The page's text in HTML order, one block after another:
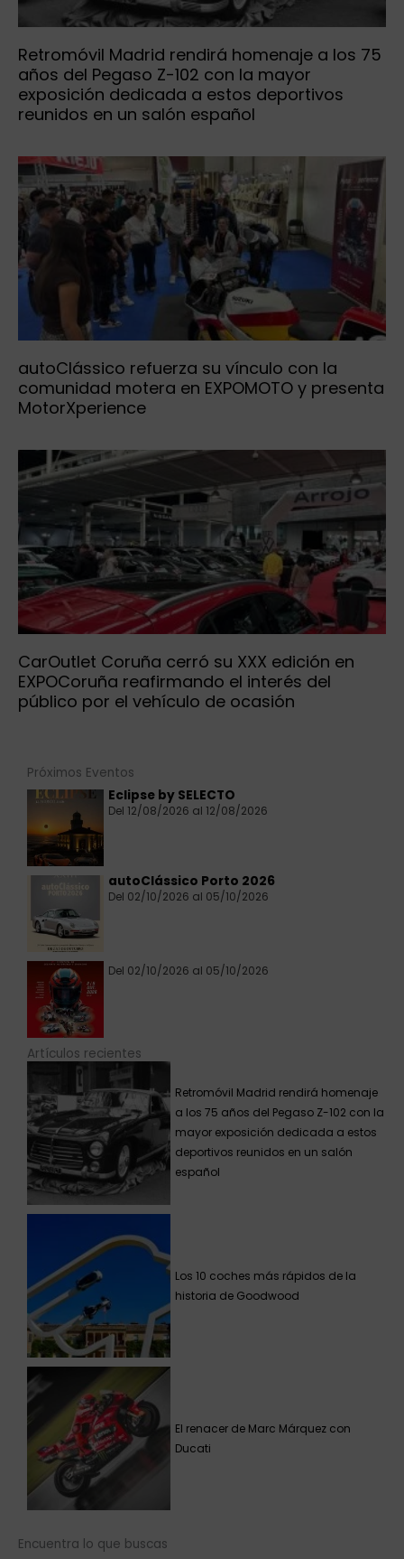
Retromóvil Madrid rendirá homenaje a los 75
años del Pegaso Z-102 con la mayor
exposición dedicada a estos deportivos
reunidos en un salón español
autoClássico refuerza su vínculo con la
comunidad motera en EXPOMOTO y presenta
MotorXperience
CarOutlet Coruña cerró su XXX edición en
EXPOCoruña reafirmando el interés del
público por el vehículo de ocasión
Próximos Eventos
Eclipse by SELECTO
Del 12/08/2026 al 12/08/2026
autoClássico Porto 2026
Del 02/10/2026 al 05/10/2026
Del 02/10/2026 al 05/10/2026
Artículos recientes
Retromóvil Madrid rendirá homenaje
a los 75 años del Pegaso Z-102 con la
mayor exposición dedicada a estos
deportivos reunidos en un salón
español
Los 10 coches más rápidos de la
historia de Goodwood
El renacer de Marc Márquez con
Ducati
Encuentra lo que buscas